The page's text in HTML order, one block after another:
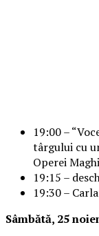
19:00 –
târgului cu
Operei
19:15 –
19:30 –
Sâmbătă, 25